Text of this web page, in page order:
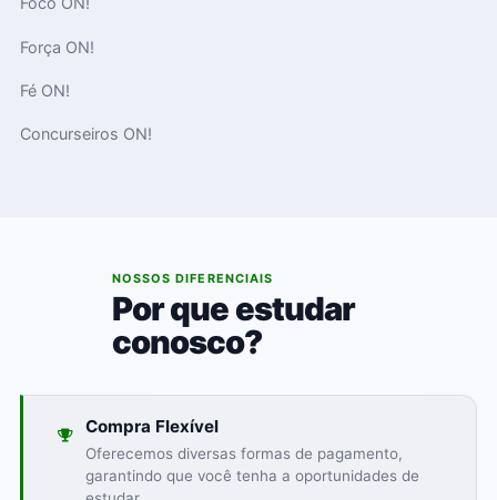
Força ON!
Fé ON!
Concurseiros ON!
NOSSOS DIFERENCIAIS
Por que estudar
conosco?
Compra Flexível
Oferecemos diversas formas de pagamento,
garantindo que você tenha a oportunidades de